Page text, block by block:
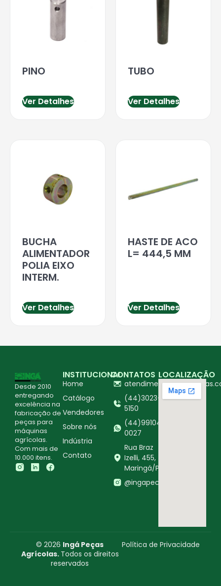
PINO
Ver Detalhes
TUBO
Ver Detalhes
BUCHA
ALIMENTADOR
POLIA EIXO
INTERM.
Ver Detalhes
HASTE DE ACO
L= 444,5 MM
Ver Detalhes
Desde 2010
entregando
excelência na
fabricação de
peças para
máquinas
agrícolas.
Com mais de
10.000 itens.
INSTITUCIONAL
Home
Catálogo
Vendedores
Sobre nós
Indústria
Contato
CONTATOS
(44)3023-
5150
(44)99104-
0027
Rua Braz
Izelli, 455,
Maringá/PR
@ingapecasagricolas
LOCALIZAÇÃO
© 2026 Ingá Peças
Agrícolas. Todos os direitos
reservados
Política de Privacidade